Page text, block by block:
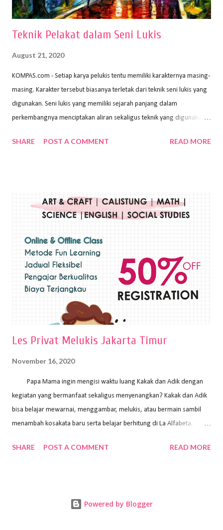
Teknik Pelakat dalam Seni Lukis
August 21, 2020
KOMPAS.com - Setiap karya pelukis tentu memiliki karakternya masing-
masing. Karakter tersebut biasanya terletak dari teknik seni lukis yang
digunakan. Seni lukis yang memiliki sejarah panjang dalam
perkembangnya menciptakan aliran sekaligus teknik yang digunakan.
Wayan Kun Adnyana, teknik yang berbeda tentunya akan
menggunakan bahan dasar cat air, cat akrilik, atau cat minyak dengan
sapuan warna cat yang tebal. Dengan memberikan sapuan warna
pelukis untuk menghasilkan lukisan yang mempesona dan tentunya
bernilai tinggi. Ciri teknik plakat Ciri-ciri teknik plakat, yaitu: Sapuan
warna yang kental dan tebal. Hasil lukisan menutupi seluruh bagian
medianya Mem...
SHARE POST A COMMENT READ MORE
Les Privat Melukis Jakarta Timur
November 16, 2020
Papa Mama ingin mengisi waktu luang Kakak dan Adik dengan
kegiatan yang bermanfaat sekaligus menyenangkan? Kakak dan Adik
bisa belajar mewarnai, menggambar, melukis, atau bermain sambil
menambah kosakata baru serta belajar berhitung di La Alfabeta.
kok untuk mengajar dengan metode yang fun, La Alfabeta
Alfabeta. ⁣⁣⁣⁣Ada pilihan online class maupun offline class lho! Cek
SHARE POST A COMMENT READ MORE
Powered by Blogger